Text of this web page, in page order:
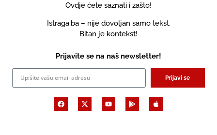
Ovdje ćete saznati i zašto!
Istraga.ba – nije dovoljan samo tekst.
Bitan je kontekst!
Prijavite se na naš newsletter!
Prijavi se